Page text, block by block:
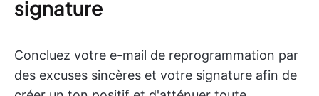
signature
Concluez votre e-mail de reprogrammation par
des excuses sincères et votre signature afin de